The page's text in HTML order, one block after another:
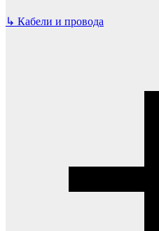
↳ Кабели и провода